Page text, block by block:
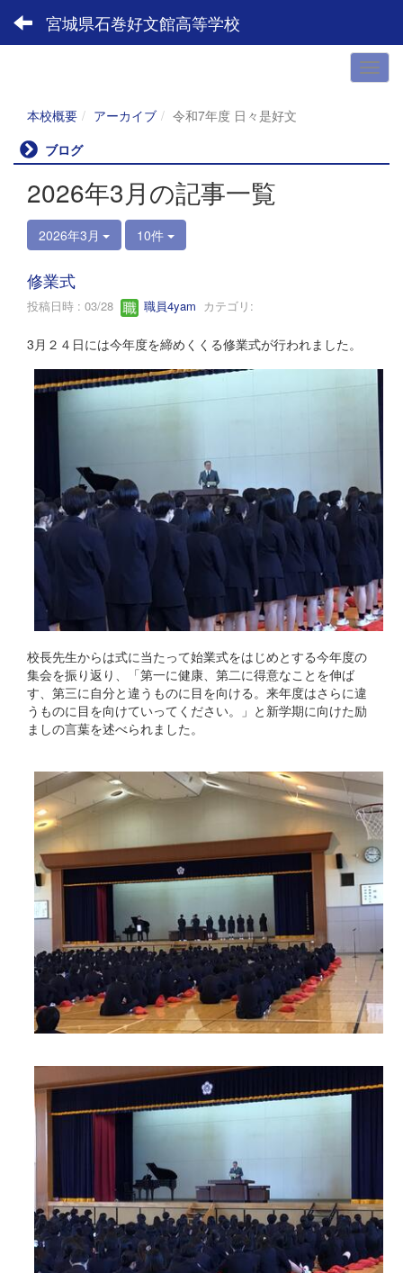
宮城県石巻好文館高等学校
本校概要 アーカイブ
令和7年度 日々是好文
ブログ
2026年3月の記事一覧
2026年3月 10件
修業式
投稿日時 : 03/28 職員4yam カテゴリ:
3月２４日には今年度を締めくくる修業式が行われました。
校長先生からは式に当たって始業式をはじめとする今年度の
集会を振り返り、「第一に健康、第二に得意なことを伸ば
す、第三に自分と違うものに目を向ける。来年度はさらに違
うものに目を向けていってください。」と新学期に向けた励
ましの言葉を述べられました。